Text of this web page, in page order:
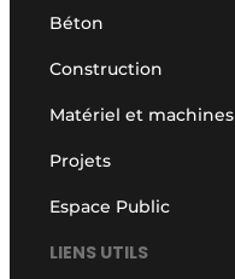
Béton
Construction
Matériel et machines
Projets
Espace Public
LIENS UTILS